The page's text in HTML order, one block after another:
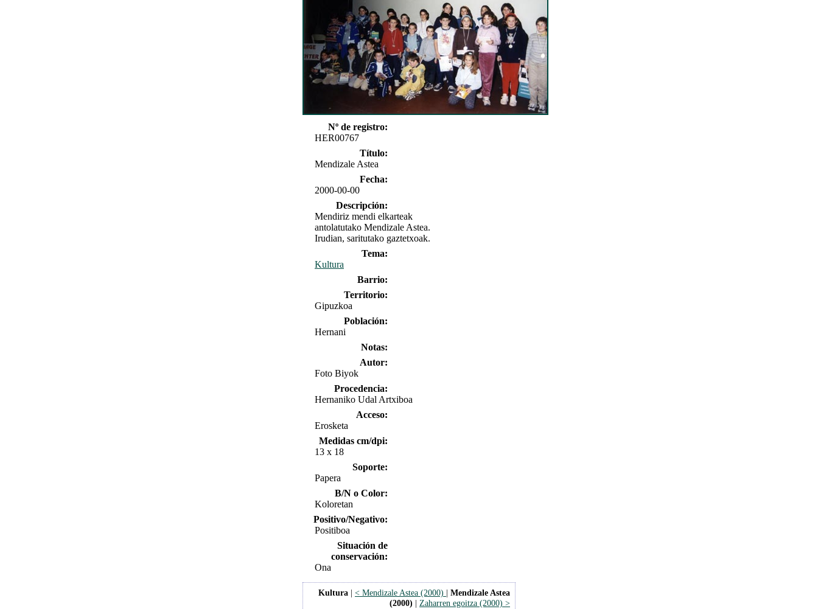
Nº de registro:
HER00767
Título:
Mendizale Astea
Fecha:
2000-00-00
Descripción:
Mendiriz mendi elkarteak
antolatutako Mendizale Astea.
Irudian, saritutako gaztetxoak.
Tema:
Kultura
Barrio:
Territorio:
Gipuzkoa
Población:
Hernani
Notas:
Autor:
Foto Biyok
Procedencia:
Hernaniko Udal Artxiboa
Acceso:
Erosketa
Medidas cm/dpi:
13 x 18
Soporte:
Papera
B/N o Color:
Koloretan
Positivo/Negativo:
Positiboa
Situación de
conservación:
Ona
Kultura | < Mendizale Astea (2000) | Mendizale Astea
(2000) | Zaharren egoitza (2000) >